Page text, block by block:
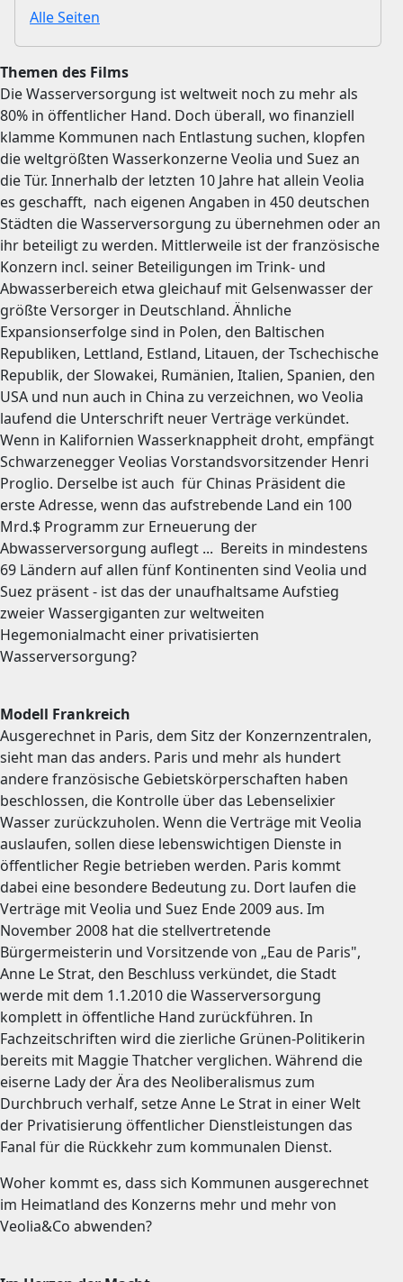
Alle Seiten
Themen des Films
Die Wasserversorgung ist weltweit noch zu mehr als
80% in öffentlicher Hand. Doch überall, wo finanziell
klamme Kommunen nach Entlastung suchen, klopfen
die weltgrößten Wasserkonzerne Veolia und Suez an
die Tür. Innerhalb der letzten 10 Jahre hat allein Veolia
es geschafft, nach eigenen Angaben in 450 deutschen
Städten die Wasserversorgung zu übernehmen oder an
ihr beteiligt zu werden. Mittlerweile ist der französische
Konzern incl. seiner Beteiligungen im Trink- und
Abwasserbereich etwa gleichauf mit Gelsenwasser der
größte Versorger in Deutschland. Ähnliche
Expansionserfolge sind in Polen, den Baltischen
Republiken, Lettland, Estland, Litauen, der Tschechische
Republik, der Slowakei, Rumänien, Italien, Spanien, den
USA und nun auch in China zu verzeichnen, wo Veolia
laufend die Unterschrift neuer Verträge verkündet.
Wenn in Kalifornien Wasserknappheit droht, empfängt
Schwarzenegger Veolias Vorstandsvorsitzender Henri
Proglio. Derselbe ist auch für Chinas Präsident die
erste Adresse, wenn das aufstrebende Land ein 100
Mrd.$ Programm zur Erneuerung der
Abwasserversorgung auflegt ... Bereits in mindestens
69 Ländern auf allen fünf Kontinenten sind Veolia und
Suez präsent - ist das der unaufhaltsame Aufstieg
zweier Wassergiganten zur weltweiten
Hegemonialmacht einer privatisierten
Wasserversorgung?
Modell Frankreich
Ausgerechnet in Paris, dem Sitz der Konzernzentralen,
sieht man das anders. Paris und mehr als hundert
andere französische Gebietskörperschaften haben
beschlossen, die Kontrolle über das Lebenselixier
Wasser zurückzuholen. Wenn die Verträge mit Veolia
auslaufen, sollen diese lebenswichtigen Dienste in
öffentlicher Regie betrieben werden. Paris kommt
dabei eine besondere Bedeutung zu. Dort laufen die
Verträge mit Veolia und Suez Ende 2009 aus. Im
November 2008 hat die stellvertretende
Bürgermeisterin und Vorsitzende von „Eau de Paris",
Anne Le Strat, den Beschluss verkündet, die Stadt
werde mit dem 1.1.2010 die Wasserversorgung
komplett in öffentliche Hand zurückführen. In
Fachzeitschriften wird die zierliche Grünen-Politikerin
bereits mit Maggie Thatcher verglichen. Während die
eiserne Lady der Ära des Neoliberalismus zum
Durchbruch verhalf, setze Anne Le Strat in einer Welt
der Privatisierung öffentlicher Dienstleistungen das
Fanal für die Rückkehr zum kommunalen Dienst.
Woher kommt es, dass sich Kommunen ausgerechnet
im Heimatland des Konzerns mehr und mehr von
Veolia&Co abwenden?